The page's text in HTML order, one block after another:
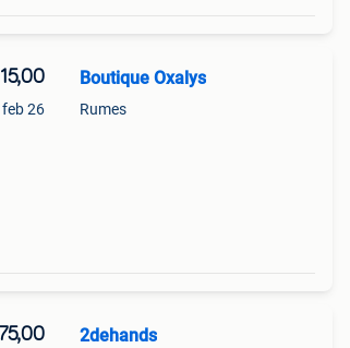
feb 26
Boutique Oxalys
Rumes
2dehands